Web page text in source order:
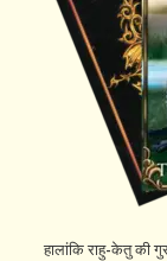
हालांकि राहु-केतु की